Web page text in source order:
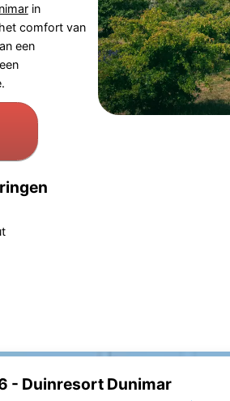
in
comfort van
een
- Duinresort Dunimar